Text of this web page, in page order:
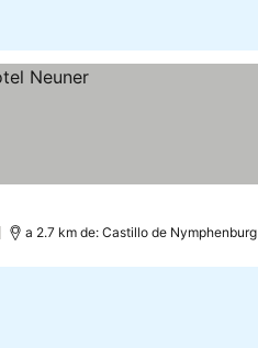
a 2.7 km de: Castillo de Nymphenburg